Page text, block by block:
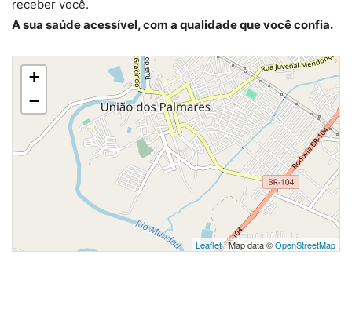
receber você.
A sua saúde acessível, com a qualidade que você confia.
+
−
Leaflet| Map data ©OpenStreetMap